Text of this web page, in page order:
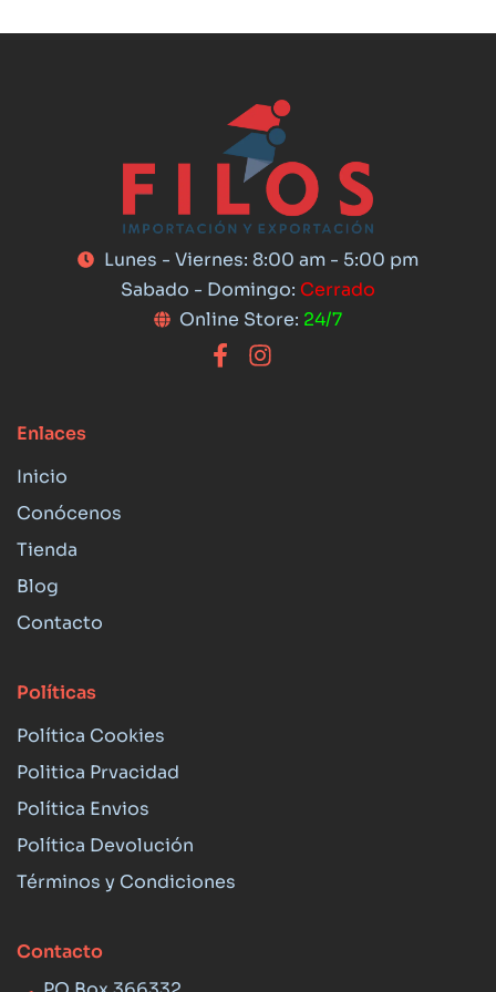
Lunes - Viernes: 8:00 am - 5:00 pm
Sabado - Domingo: Cerrado
Online Store: 24/7
Enlaces
Inicio
Conócenos
Tienda
Blog
Contacto
Políticas
Política Cookies
Politica Prvacidad
Política Envios
Política Devolución
Términos y Condiciones
Contacto